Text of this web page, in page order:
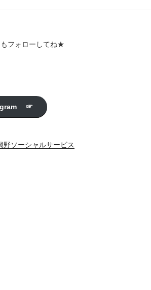
フォローしてね★
☞
野ソーシャルサービス